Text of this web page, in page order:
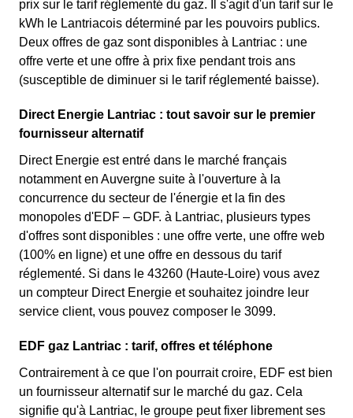
prix sur le tarif réglementé du gaz. Il s'agit d'un tarif sur le
kWh le Lantriacois déterminé par les pouvoirs publics.
Deux offres de gaz sont disponibles à Lantriac : une
offre verte et une offre à prix fixe pendant trois ans
(susceptible de diminuer si le tarif réglementé baisse).
Direct Energie Lantriac : tout savoir sur le premier
fournisseur alternatif
Direct Energie est entré dans le marché français
notamment en Auvergne suite à l'ouverture à la
concurrence du secteur de l'énergie et la fin des
monopoles d'EDF – GDF. à Lantriac, plusieurs types
d'offres sont disponibles : une offre verte, une offre web
(100% en ligne) et une offre en dessous du tarif
réglementé. Si dans le 43260 (Haute-Loire) vous avez
un compteur Direct Energie et souhaitez joindre leur
service client, vous pouvez composer le 3099.
EDF gaz Lantriac : tarif, offres et téléphone
Contrairement à ce que l'on pourrait croire, EDF est bien
un fournisseur alternatif sur le marché du gaz. Cela
signifie qu'à Lantriac, le groupe peut fixer librement ses